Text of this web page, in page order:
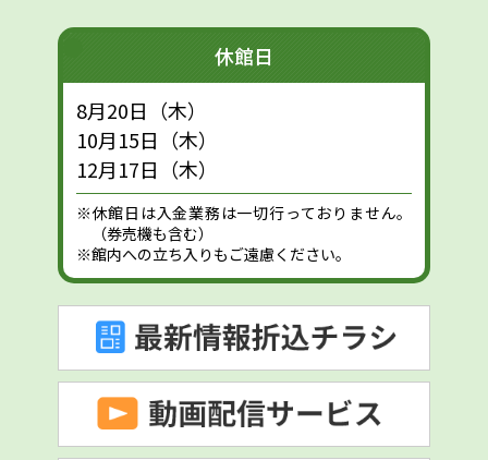
休館日
8月20日（木）
10月15日（木）
12月17日（木）
※休館日は入金業務は一切行っておりません。
（券売機も含む）
※館内への立ち入りもご遠慮ください。